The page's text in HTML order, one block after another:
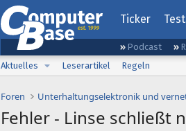
Ticker
Podcast
Aktuelles
Leserartikel Regeln
Foren Unterhaltungselektronik und
Fehler - Linse schließt